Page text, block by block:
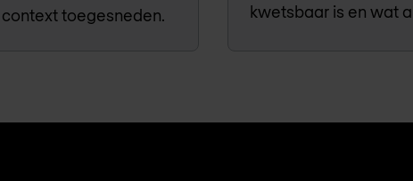
toegesneden.
kwetsbaar is en wat